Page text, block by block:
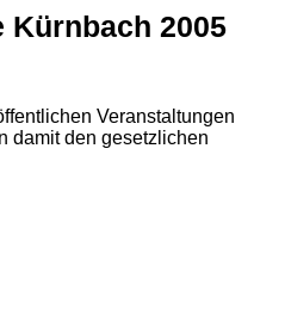
3
Kürnbach 2005
Veranstaltungen
damit den gesetzlichen